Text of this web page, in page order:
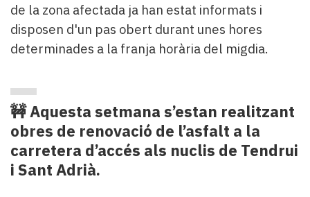
de la zona afectada ja han estat informats i
disposen d'un pas obert durant unes hores
determinades a la franja horària del migdia.
🚧 Aquesta setmana s’estan realitzant
obres de renovació de l’asfalt a la
carretera d’accés als nuclis de Tendrui
i Sant Adrià.